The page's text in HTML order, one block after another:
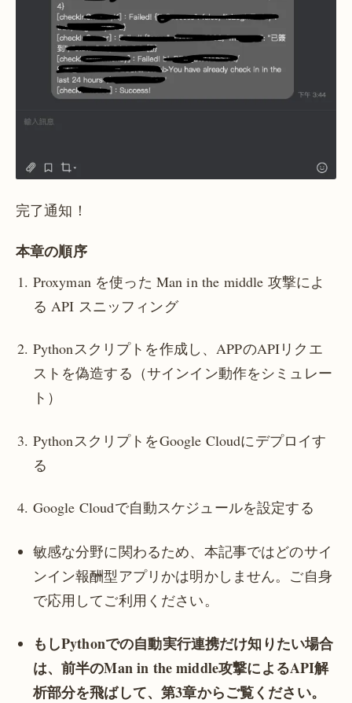
完了通知！
本章の順序
Proxyman を使った Man in the middle 攻撃によ
る API スニッフィング
Pythonスクリプトを作成し、APPのAPIリクエ
ストを偽造する（サインイン動作をシミュレー
ト）
PythonスクリプトをGoogle Cloudにデプロイす
る
Google Cloudで自動スケジュールを設定する
敏感な分野に関わるため、本記事ではどのサイ
ンイン報酬型アプリかは明かしません。ご自身
で応用してご利用ください。
もしPythonでの自動実行連携だけ知りたい場合
は、前半のMan in the middle攻撃によるAPI解
析部分を飛ばして、第3章からご覧ください。